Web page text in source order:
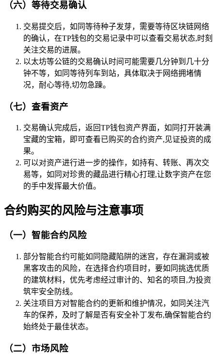
（六）等待交易确认
交易提交后，如同等待种子发芽，需要等待区块链网络
的确认，在TP钱包的交易记录中可以查看交易状态,时刻
关注交易的进展。
以太坊等公链的交易确认时间可能需要几分钟到几十分
钟不等，如同等待列车到站，具体取决于网络拥堵情
况，耐心等待,切勿急躁。
（七）查看资产
交易确认完成后，返回TP钱包资产界面，如同打开装满
宝藏的宝箱，即可查看已购买的合约资产,见证投资的成
果。
可以对资产进行进一步的操作，如持有、转账、再次交
易等，如同对珍贵的藏品进行精心打理,让数字资产在您
的手中发挥最大价值。
合约购买的风险与注意事项
（一）智能合约风险
部分智能合约可能如同隐藏陷阱的迷宫，存在漏洞或被
黑客攻击的风险，在选择合约项目时，要如同挑选优质
的建筑材料，优先考虑经过审计的、知名的项目,为投资
筑牢安全防线。
关注项目方对智能合约的更新和维护情况，如同关注汽
车的保养，及时了解是否有安全补丁发布,确保智能合约
始终处于最佳状态。
（二）市场风险